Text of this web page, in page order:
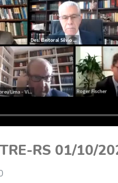
RS 01/10/